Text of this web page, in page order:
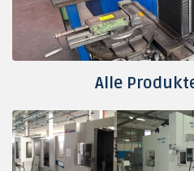
Alle